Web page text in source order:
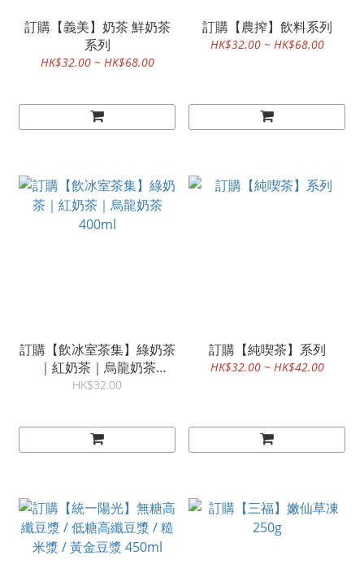
訂購【義美】奶茶 鮮奶茶
系列
HK$32.00 ~ HK$68.00
訂購【農搾】飲料系列
HK$32.00 ~ HK$68.00
訂購【飲冰室茶集】綠奶茶
｜紅奶茶｜烏龍奶茶
400ml
HK$32.00
訂購【純喫茶】系列
HK$32.00 ~ HK$42.00